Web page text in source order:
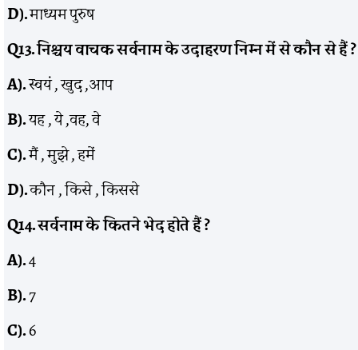
D).माध्यम पुरुष
Q13.निश्चय वाचक सर्वनाम के उदाहरण निम्न में से कौन से हैं?
A).स्वयं , खुद ,आप
B).यह , ये ,वह, वे
C).मैं , मुझे , हमें
D).कौन , किसे , किससे
Q14.सर्वनाम के कितने भेद होते हैं?
A).4
B).7
C).6